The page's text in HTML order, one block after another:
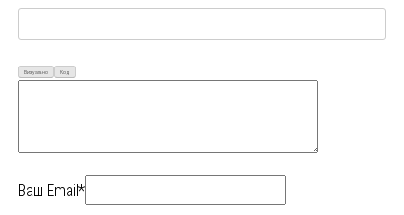
Визуально Код
Ваш Email*